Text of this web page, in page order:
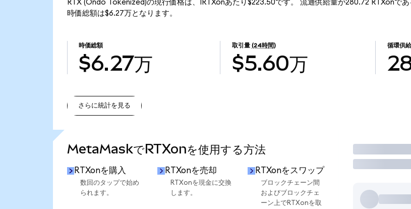
RTX (Ondo Tokenized)の現行価格は、1RTXonあたり$223.50です。 流通供給量が280.72 RTXonで
時価総額は$6.27万となります。
時価総額
$6.27万
取引量 (24時間)
$5.60万
循環供
さらに統計を見る
MetaMaskでRTXonを使用する方法
RTXonを購入
数回のタップで始め
られます。
RTXonを売却
RTXonを現金に交換
します。
RTXonをスワップ
ブロックチェーン間
およびブロックチェ
ーン上でRTXonを取
取引